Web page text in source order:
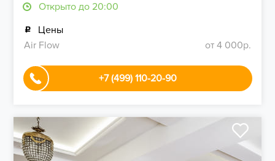
Открыто до 20:00
Цены
Air Flow
от 4 000р.
+7 (499) 110-20-90